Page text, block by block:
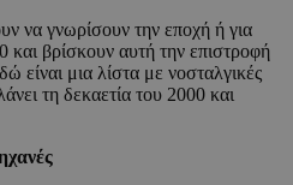
να γνωρίσουν την εποχή ή για
και βρίσκουν αυτή την επιστροφή
είναι μια λίστα με νοσταλγικές
τη δεκαετία του 2000 και